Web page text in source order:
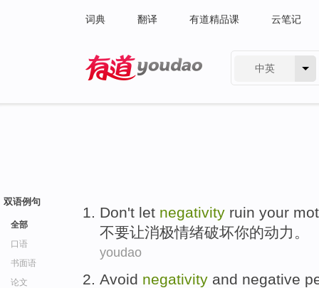
词典 翻译 有道精品课 云笔记
中英
双语例句
全部
口语
书面语
论文
Don't let negativity ruin your
不要让消极情绪破坏你的动力 。
youdao
Avoid negativity and negative